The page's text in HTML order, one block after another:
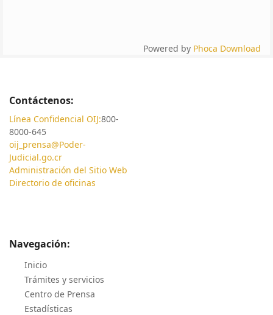
Powered by Phoca Download
Contáctenos:
Línea Confidencial OIJ:800-
8000-645
oij_prensa@Poder-
Judicial.go.cr
Administración del Sitio Web
Directorio de oficinas
Navegación:
Inicio
Trámites y servicios
Centro de Prensa
Estadísticas